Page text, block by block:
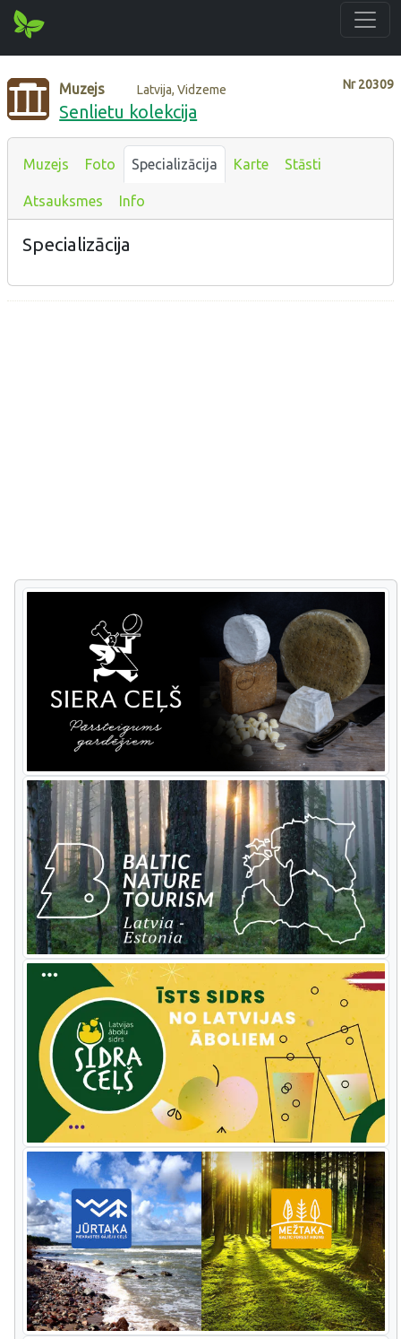
Nr20309
Muzejs Latvija, Vidzeme
Senlietu kolekcija
Muzejs Foto Specializācija Karte Stāsti
Atsauksmes Info
Specializācija